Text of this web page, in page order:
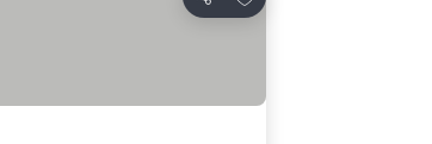
Partilhar